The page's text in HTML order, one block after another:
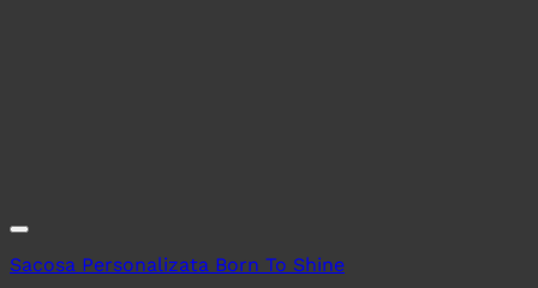
Sacosa Personalizata Born To Shine